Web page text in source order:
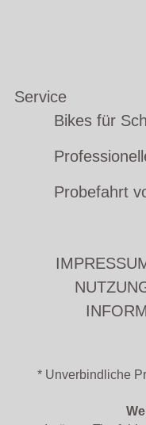
Service
Bikes für
Probefahrt
* Unverbindliche